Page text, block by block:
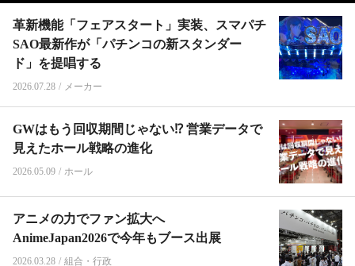
革新機能「フェアスタート」実装、スマパチ
SAO最新作が「パチンコの新スタンダー
ド」を提唱する
2026.07.28 / メーカー
GWはもう回収期間じゃない⁉︎ 営業データで
見えたホール戦略の進化
2026.05.09 / ホール
アニメの力でファン拡大へ
AnimeJapan2026で今年もブース出展
2026.03.28 / 組合・行政